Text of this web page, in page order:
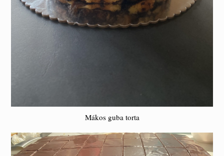
Mákos guba torta